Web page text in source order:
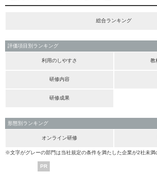
総合ランキング
評価項目別ランキング
利用のしやすさ 教
研修内容
研修成果
形態別ランキング
オンライン研修
※文字がグレーの部門は当社規定の条件を満たした企業が2社未満
PR